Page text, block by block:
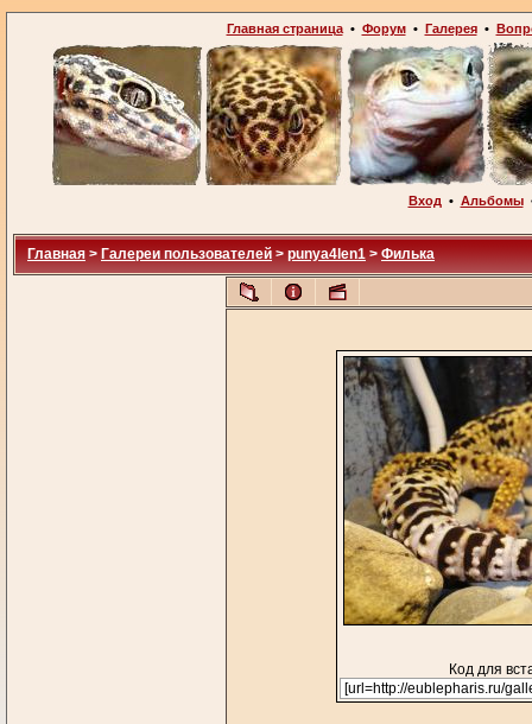
Главная страница• Форум• Галерея•
Вход • Альбомы
Главная > Галереи пользователей > punya4len1 > Филька
Код для